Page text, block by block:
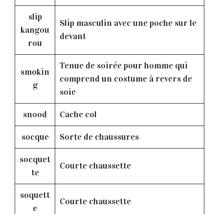
slip
kangou
rou
Slip masculin avec une poche sur le
devant
smokin
g
Tenue de soirée pour homme qui
comprend un costume à revers de
soie
snood Cache col
socque Sorte de chaussures
socquet
te
Courte chaussette
soquett
e
Courte chaussette